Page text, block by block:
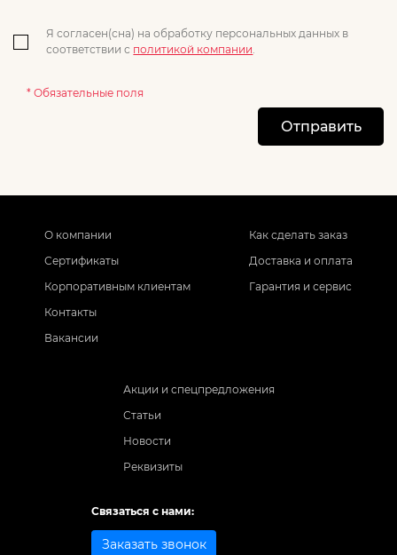
Я согласен(сна) на обработку персональных данных в
соответствии с политикой компании.
* Обязательные поля
Отправить
О компании
Сертификаты
Корпоративным клиентам
Контакты
Вакансии
Как сделать заказ
Доставка и оплата
Гарантия и сервис
Акции и спецпредложения
Статьи
Новости
Реквизиты
Связаться с нами:
Заказать звонок